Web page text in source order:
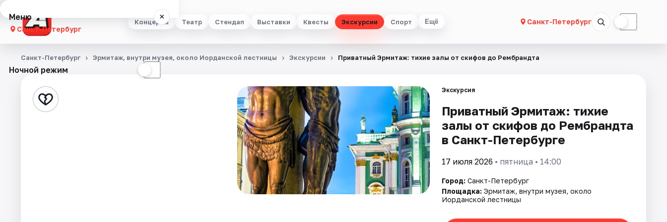
Концерты Театр Стендап Выставки Квесты Экскурсии Спорт Ещё Санкт-Петербург ☾
Меню ×
Санкт-Петербург
Концерты
Стендап
Ночной режим ☾
Санкт-Петербург Эрмитаж, внутри музея, около Иорданской лестницы Экскурсии Приватный Эрмитаж: тихие залы от скифов до Рембрандта
Экскурсия
Приватный Эрмитаж: тихие
залы от скифов до Рембрандта
в Санкт-Петербурге
17 июля 2026 • пятница • 14:00
Город: Санкт-Петербург
Площадка: Эрмитаж, внутри музея, около
Иорданской лестницы